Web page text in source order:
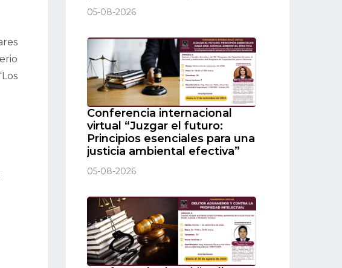
05-08-2026
Conferencia internacional
virtual “Juzgar el futuro:
Principios esenciales para una
justicia ambiental efectiva”
05-08-2026